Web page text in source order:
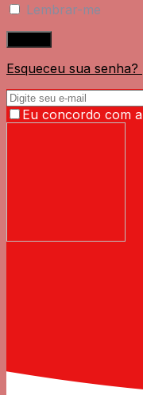
Lembrar-me
Esqueceu sua senha?
Eu concordo com a